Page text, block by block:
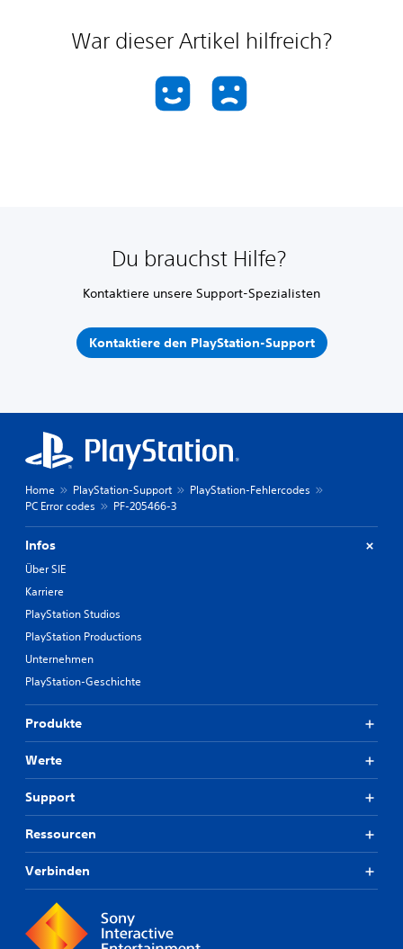
War dieser Artikel hilfreich?
Du brauchst Hilfe?
Kontaktiere unsere Support-Spezialisten
Kontaktiere den PlayStation-Support
Home PlayStation-Support
PlayStation-Fehlercodes
PC Error codes
PF-205466-3
Infos
Über SIE
Karriere
PlayStation Studios
PlayStation Productions
Unternehmen
PlayStation-Geschichte
Produkte
Werte
Support
Ressourcen
Verbinden